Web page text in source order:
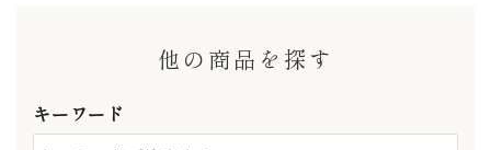
他の商品を探す
キーワード